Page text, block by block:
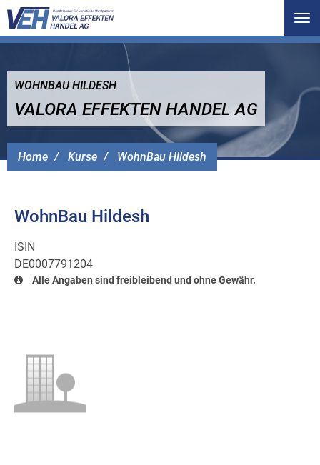
Home Kurse WohnBau Hildesh
WOHNBAU HILDESH
VALORA EFFEKTEN HANDEL AG
WohnBau Hildesh
ISIN
DE0007791204
Alle Angaben sind freibleibend und ohne Gewähr.